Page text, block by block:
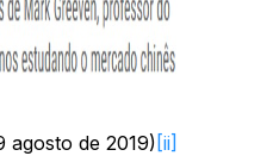
agosto de 2019) [ii]